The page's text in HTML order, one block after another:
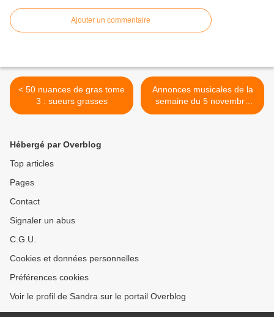
Ajouter un commentaire
< 50 nuances de gras tome
3 : sueurs grasses
Annonces musicales de la
semaine du 5 novembre
2020 >
Hébergé par Overblog
Top articles
Pages
Contact
Signaler un abus
C.G.U.
Cookies et données personnelles
Préférences cookies
Voir le profil de Sandra sur le portail Overblog